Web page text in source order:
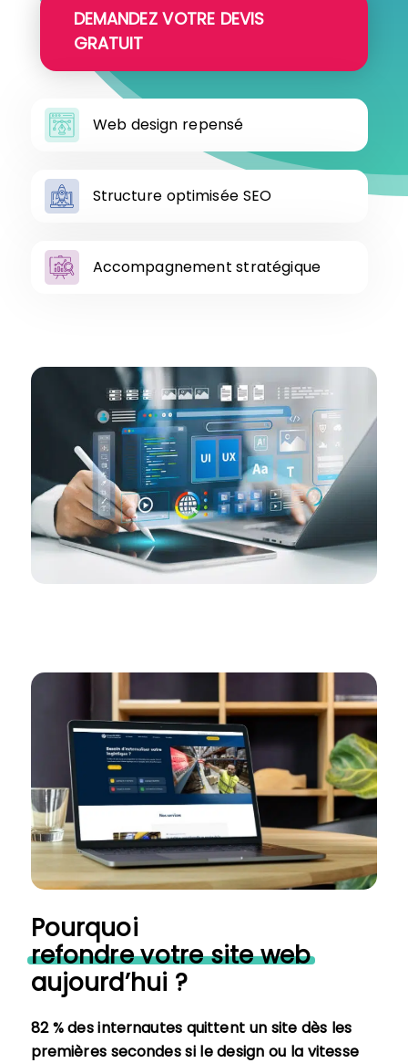
DEMANDEZ VOTRE DEVIS
GRATUIT
Web design repensé
Structure optimisée SEO
Accompagnement stratégique
Pourquoi
refondre votre site web
aujourd’hui ?
82 % des internautes quittent un site dès les
premières secondes si le design ou la vitesse